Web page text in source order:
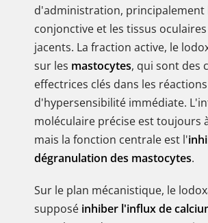
d'administration, principalement
conjonctive et les tissus
jacents. La fraction active, le
sur les mastocytes, qui sont des
effectrices clés dans les réactions
d'hypersensibilité immédiate.
moléculaire précise est toujours
mais la fonction centrale est l'
dégranulation des mastocytes.
Sur le plan mécanistique, le
supposé inhiber l'influx de